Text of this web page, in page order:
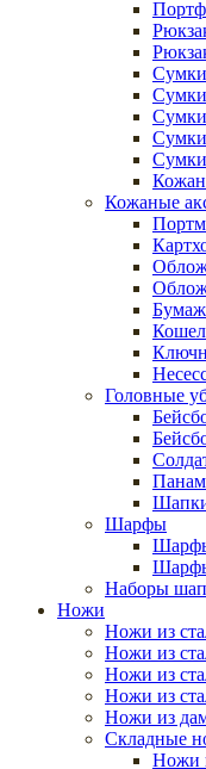
Сумки
Сумки
Кожаные
Головные
Шарфы
Наборы
Ножи
Ножи из
Ножи из
Ножи из
Ножи из
Ножи из
Складные
Ножи